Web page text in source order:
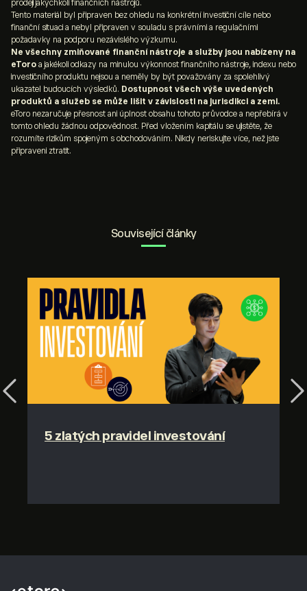
automaticky uzavřou ztrátové obchody při dosažení
určité cenové hladiny.
prodeji jakýchkoli finančních nástrojů.
Tento materiál byl připraven bez ohledu na konkrétní investiční cíle nebo
finanční situaci a nebyl připraven v souladu s právními a regulačními
požadavky na podporu nezávislého výzkumu.
Ne všechny zmiňované finanční nástroje a služby jsou nabízeny na
eToro a jakékoli odkazy na minulou výkonnost finančního nástroje, indexu nebo
investičního produktu nejsou a neměly by být považovány za spolehlivý
ukazatel budoucích výsledků. Dostupnost všech výše uvedených
produktů a služeb se může lišit v závislosti na jurisdikci a zemi.
eToro nezaručuje přesnost ani úplnost obsahu tohoto průvodce a nepřebírá v
tomto ohledu žádnou odpovědnost. Před vložením kapitálu se ujistěte, že
rozumíte rizikům spojeným s obchodováním. Nikdy neriskujte více, než jste
připraveni ztratit.
Související články
Previous
5 zlatých pravidel investování